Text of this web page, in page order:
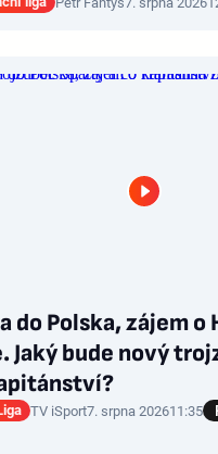
do Polska, zájem o
Jaký bude nový
TV iSport7. srpna 202611:35